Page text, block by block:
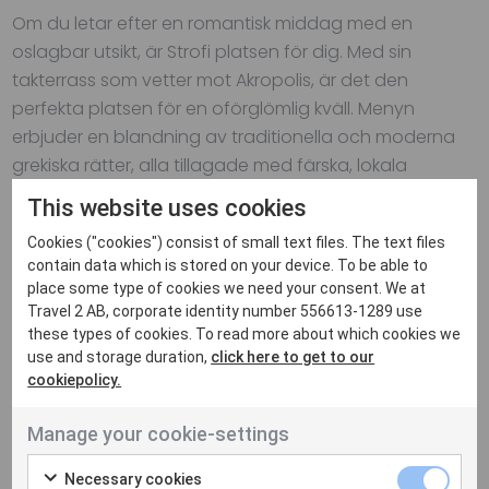
Om du letar efter en romantisk middag med en
oslagbar utsikt, är Strofi platsen för dig. Med sin
takterrass som vetter mot Akropolis, är det den
perfekta platsen för en oförglömlig kväll. Menyn
erbjuder en blandning av traditionella och moderna
grekiska rätter, alla tillagade med färska, lokala
ingredienser.
To Kouti: Hemliga smaker av Aten
Denna dolda pärla ligger på en av Atens sidogator. To
Kouti är känd för sina traditionella mezedes, eller
smårätter och sitt stora utbud av ouzo. Det är en plats
där lokalbefolkningen ofta samlas, vilket ger en
Aten är inte bara en stad med historia, men också en
This website uses cookies
Cookies ("cookies") consist of small text files. The text files
contain data which is stored on your device. To be able to
place some type of cookies we need your consent. We at
Travel 2 AB, corporate identity number 556613-1289 use
these types of cookies. To read more about which cookies we
use and storage duration, click here to get to our
cookiepolicy.
Manage your cookie-settings
Necessary cookies